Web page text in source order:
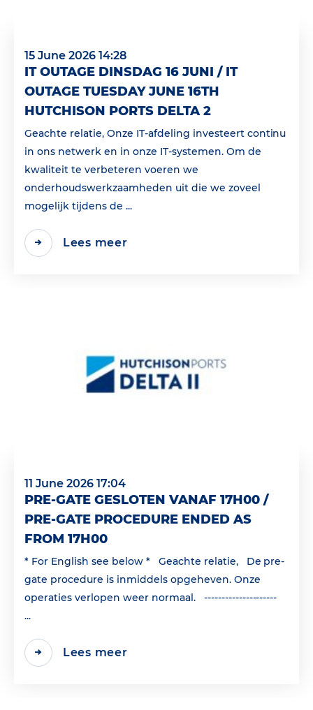
15 June 2026 14:28
IT OUTAGE DINSDAG 16 JUNI / IT
OUTAGE TUESDAY JUNE 16TH
HUTCHISON PORTS DELTA 2
Geachte relatie, Onze IT-afdeling investeert continu
in ons netwerk en in onze IT-systemen. Om de
kwaliteit te verbeteren voeren we
onderhoudswerkzaamheden uit die we zoveel
mogelijk tijdens de ...
Lees meer
11 June 2026 17:04
PRE-GATE GESLOTEN VANAF 17H00 /
PRE-GATE PROCEDURE ENDED AS
FROM 17H00
* For English see below * Geachte relatie, De pre-
gate procedure is inmiddels opgeheven. Onze
operaties verlopen weer normaal. ---------------------
...
Lees meer